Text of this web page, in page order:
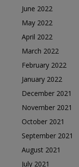
June 2022
May 2022
April 2022
March 2022
February 2022
January 2022
December 2021
November 2021
October 2021
September 2021
August 2021
July 2021